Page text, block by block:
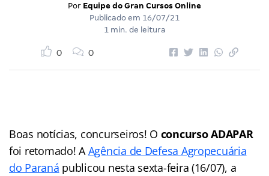
Por Equipe do Gran Cursos Online
Publicado em 16/07/21
1 min. de leitura
0 0
Boas notícias, concurseiros! O concurso ADAPAR
foi retomado! AAgência de Defesa Agropecuária
do Paraná publicou nesta sexta-feira (16/07), a